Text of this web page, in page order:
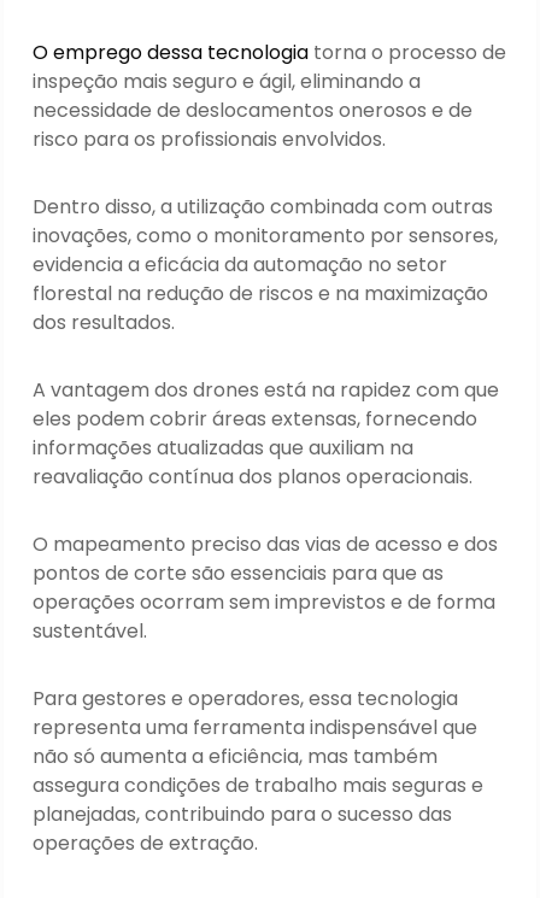
O emprego dessa tecnologia torna o processo de
inspeção mais seguro e ágil, eliminando a
necessidade de deslocamentos onerosos e de
risco para os profissionais envolvidos.
Dentro disso, a utilização combinada com outras
inovações, como o monitoramento por sensores,
evidencia a eficácia da automação no setor
florestal na redução de riscos e na maximização
dos resultados.
A vantagem dos drones está na rapidez com que
eles podem cobrir áreas extensas, fornecendo
informações atualizadas que auxiliam na
reavaliação contínua dos planos operacionais.
O mapeamento preciso das vias de acesso e dos
pontos de corte são essenciais para que as
operações ocorram sem imprevistos e de forma
sustentável.
Para gestores e operadores, essa tecnologia
representa uma ferramenta indispensável que
não só aumenta a eficiência, mas também
assegura condições de trabalho mais seguras e
planejadas, contribuindo para o sucesso das
operações de extração.